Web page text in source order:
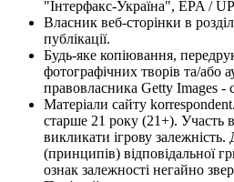
"Інтерфакс-Україна", EPA /
Власник веб-сторінки в
публікації.
Будь-яке копіювання,
фотографічних творів та/або
правовласника Getty Images -
Матеріали сайту
старше 21 року (21+). Участь
викликати ігрову
(принципів) відповідальної
ознак залежності негайно